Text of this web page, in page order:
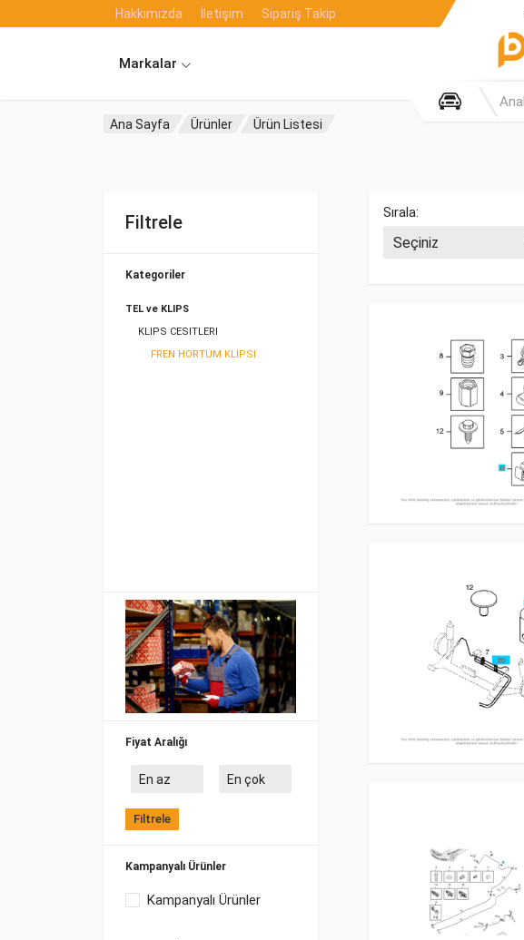
Hakkımızda İletişim Sipariş Takip
Markalar
Ana Sayfa Ürünler Ürün Listesi
Filtrele
Kategoriler
TEL ve KLIPS
KLIPS CESITLERI
FREN HORTUM KLIPSI
Fiyat Aralığı
Filtrele
Kampanyalı Ürünler
Kampanyalı Ürünler
Sırala: